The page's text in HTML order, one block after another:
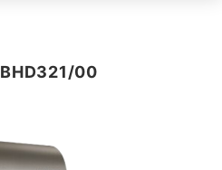
BHD321/00